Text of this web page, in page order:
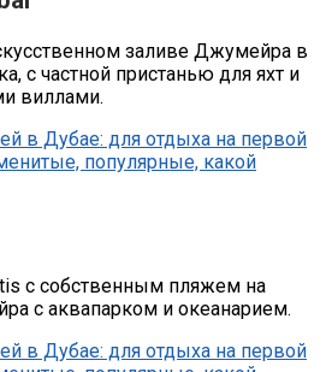
заливе Джумейра в
с частной пристанью для яхт и
виллами.
с собственным пляжем на
с аквапарком и океанарием.